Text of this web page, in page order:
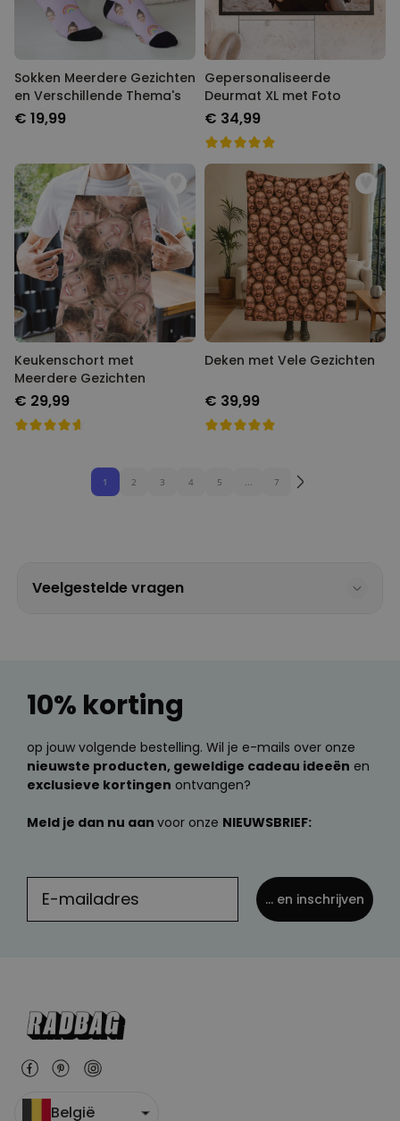
Sokken Meerdere Gezichten
en Verschillende Thema's
€ 19,99
Gepersonaliseerde
Deurmat XL met Foto
€ 34,99
Keukenschort met
Meerdere Gezichten
€ 29,99
Deken met Vele Gezichten
€ 39,99
1 2 3 4 5 ... 7
Veelgestelde vragen
10% korting
op jouw volgende bestelling. Wil je e-mails over onze
nieuwste producten, geweldige cadeau ideeën en
exclusieve kortingen ontvangen?
Meld je dan nu aan voor onze NIEUWSBRIEF:
... en inschrijven
België